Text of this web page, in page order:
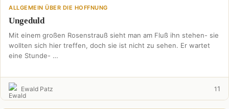
ALLGEMEIN ÜBER DIE HOFFNUNG
Ungeduld
Mit einem großen Rosenstrauß sieht man am Fluß ihn stehen- sie
wollten sich hier treffen, doch sie ist nicht zu sehen. Er wartet
eine Stunde- …
Ewald Patz 11